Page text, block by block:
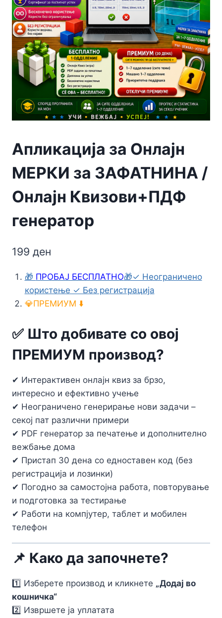
Апликација за Онлајн
МЕРКИ за ЗАФАТНИНА /
Онлајн Квизови+ПДФ
генератор
199 ден
🎁 ПРОБАЈ БЕСПЛАТНО🎁✓ Неограничено
користење ✓ Без регистрација
💎ПРЕМИУМ ⬇️
✅ Што добивате со овој
ПРЕМИУМ производ?
✔ Интерактивен онлајн квиз за брзо,
интересно и ефективно учење
✔ Неограничено генерирање нови задачи –
секој пат различни примери
✔ PDF генератор за печатење и дополнително
вежбање дома
✔ Пристап 30 дена со едноставен код (без
регистрација и лозинки)
✔ Погодно за самостојна работа, повторување
и подготовка за тестирање
✔ Работи на компјутер, таблет и мобилен
телефон
📌 Како да започнете?
1️⃣ Изберете производ и кликнете „Додај во
кошничка“
2️⃣ Извршете ја уплатата